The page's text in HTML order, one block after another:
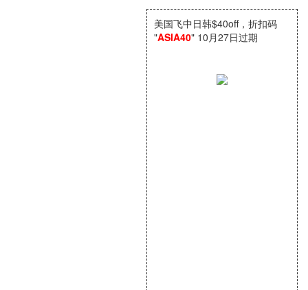
美国飞中日韩$40off，折扣码
"ASIA40" 10月27日过期